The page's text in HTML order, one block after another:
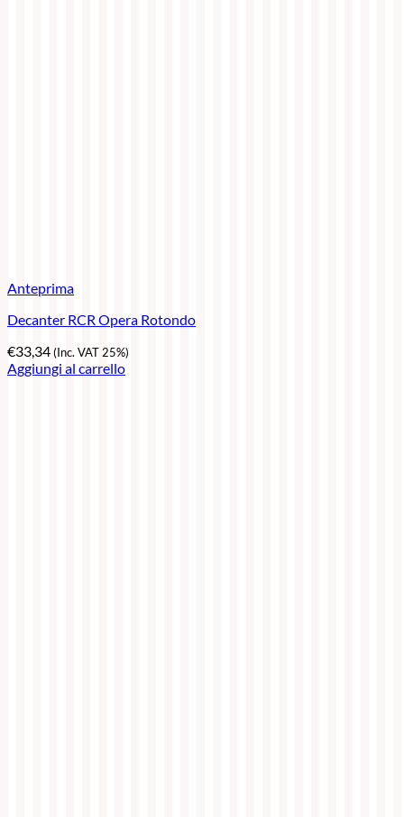
Anteprima
Decanter RCR Opera Rotondo
€33,34(Inc. VAT 25%)
Aggiungi al carrello